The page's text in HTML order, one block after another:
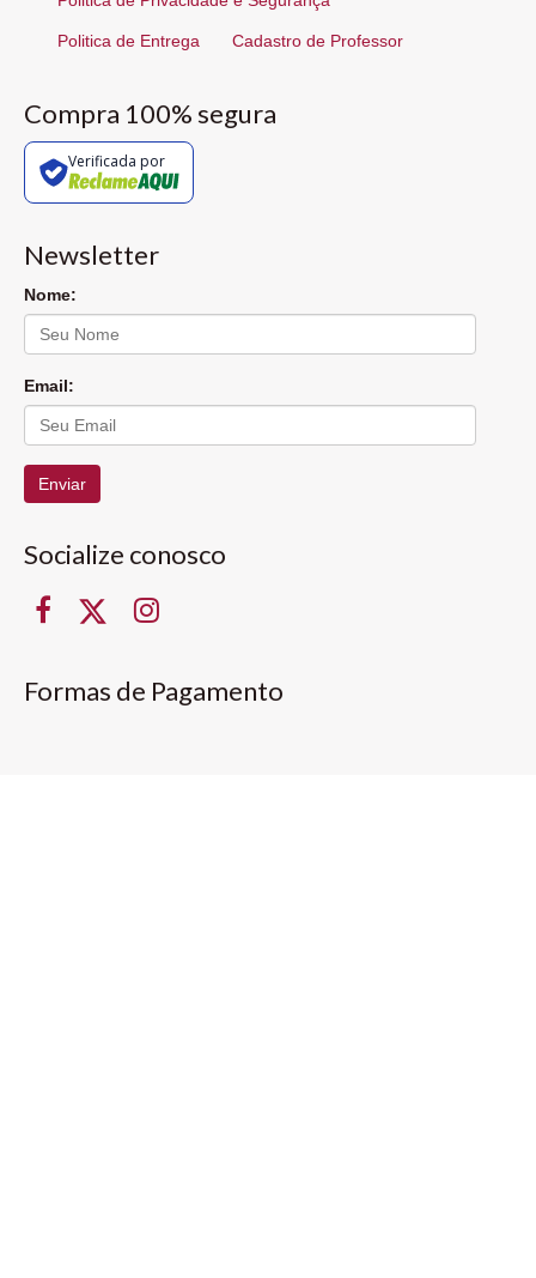
Politica de Entrega Cadastro de Professor
Compra 100% segura
Verificada por
Newsletter
Nome:
Email:
Enviar
Socialize conosco
Formas de Pagamento